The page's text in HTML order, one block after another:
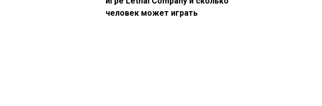
человек может играть